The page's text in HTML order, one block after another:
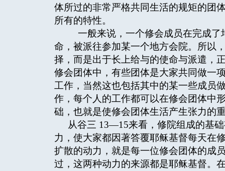
体所过的非常严格共同生活的规矩的团
所有的特性。
一般来说，一个修会成员在完成了
命，被派往参加某一个地方会院。所以
择，而是出于长上给与的使命与派遣，
修会团体中，有些团体是大家共同做一
工作，当然这也包括其中的某一些成员
作，每个人的工作都可以在修会团体中
础，也就是使修会团体生活产生张力的
从谷三 13—15来看，修院组成的基
力，使大家都因著答覆耶稣基督每天在
扩散的动力，就是每一位修会团体的成
过，这两种动力的来源都是耶稣基督。